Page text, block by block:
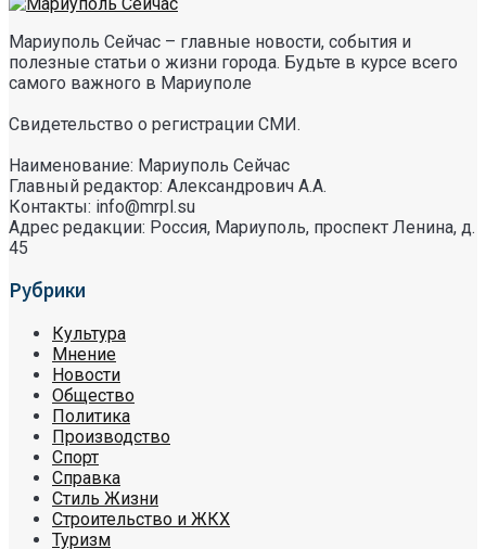
Мариуполь Сейчас – главные новости, события и
полезные статьи о жизни города. Будьте в курсе всего
самого важного в Мариуполе
Свидетельство о регистрации СМИ.
Наименование: Мариуполь Сейчас
Главный редактор: Александрович А.А.
Контакты: info@mrpl.su
Адрес редакции: Россия, Мариуполь, проспект Ленина, д.
45
Рубрики
Культура
Мнение
Новости
Общество
Политика
Производство
Спорт
Справка
Стиль Жизни
Строительство и ЖКХ
Туризм